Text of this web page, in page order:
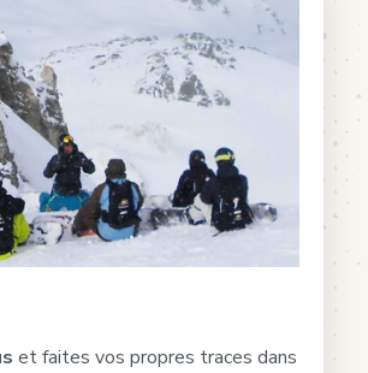
et faites vos propres traces dans